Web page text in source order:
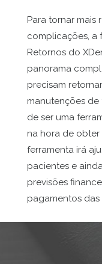
Para tornar mais
complicações, a
Retornos do
panorama
precisam
manutenções de
de ser uma
na hora de obter
ferramenta irá
pacientes e
previsões
pagamentos das